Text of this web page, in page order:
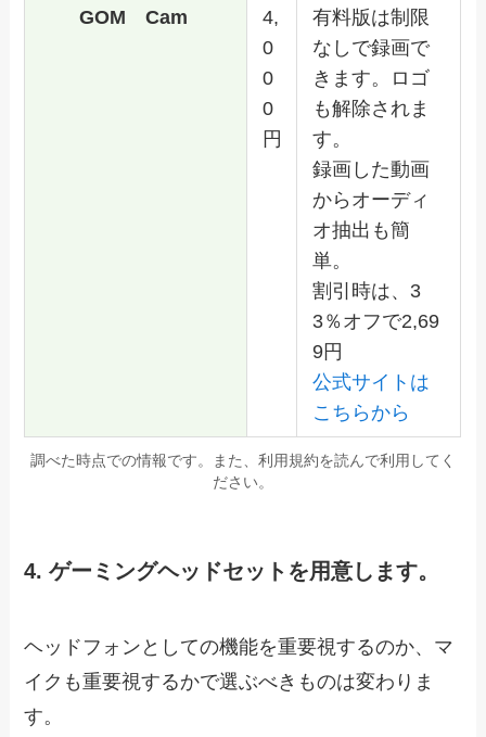
GOM Cam
4,
0
0
0
円
有料版は制限
なしで録画で
きます。ロゴ
も解除されま
す。
録画した動画
からオーディ
オ抽出も簡
単。
割引時は、3
3％オフで2,69
9円
公式サイトは
こちらから
調べた時点での情報です。また、利用規約を読んで利用してく
ださい。
4. ゲーミングヘッドセットを用意します。
ヘッドフォンとしての機能を重要視するのか、マ
イクも重要視するかで選ぶべきものは変わりま
す。